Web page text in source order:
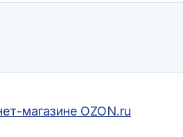
магазине OZON.ru